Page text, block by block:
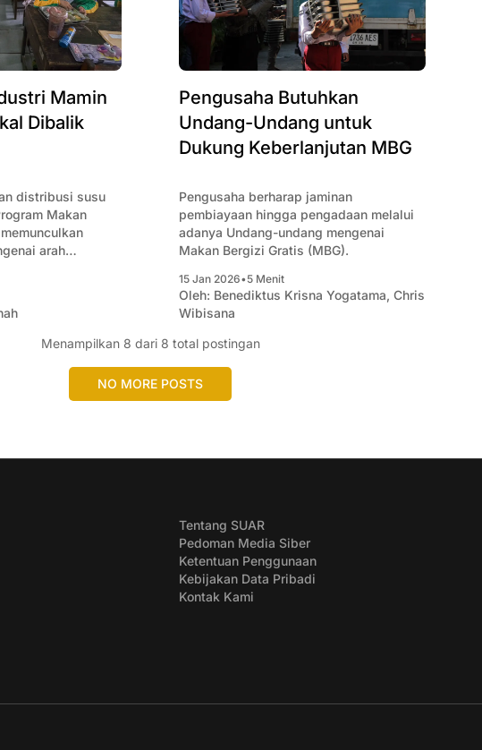
Mamin
Dibalik
distribusi susu
Makan
arah
Pengusaha Butuhkan
Undang-Undang untuk
Dukung Keberlanjutan MBG
Pengusaha berharap jaminan
pembiayaan hingga pengadaan melalui
adanya Undang-undang mengenai
Makan Bergizi Gratis (MBG).
15 Jan 2026•5 Menit
Oleh: Benediktus Krisna Yogatama, Chris
Wibisana
Menampilkan 8 dari 8 total postingan
NO MORE POSTS
Tentang SUAR
Pedoman Media Siber
Ketentuan Penggunaan
Kebijakan Data Pribadi
Kontak Kami